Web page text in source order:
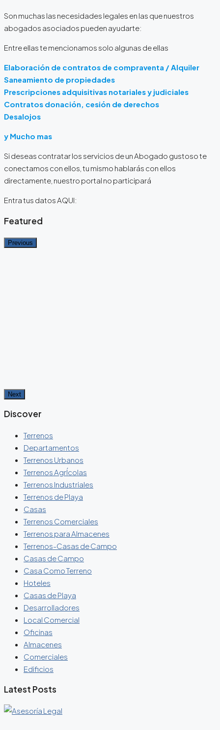
Son muchas las necesidades legales en las que nuestros
abogados asociados pueden ayudarte:
Entre ellas te mencionamos solo algunas de ellas
Elaboración de contratos de compraventa / Alquiler
Saneamiento de propiedades
Prescripciones adquisitivas notariales y judiciales
Contratos donación, cesión de derechos
Desalojos
y Mucho mas
Si deseas contratar los servicios de un Abogado gustoso te
conectamos con ellos, tu mismo hablarás con ellos
directamente, nuestro portal no participará
Entra tus datos AQUI:
Featured
Previous
Next
Discover
Terrenos
Departamentos
Terrenos Urbanos
Terrenos AgrÍcolas
Terrenos Industriales
Terrenos de Playa
Casas
Terrenos Comerciales
Terrenos para Almacenes
Terrenos-Casas de Campo
Casas de Campo
Casa Como Terreno
Hoteles
Casas de Playa
Desarrolladores
Local Comercial
Oficinas
Almacenes
Comerciales
Edificios
Latest Posts